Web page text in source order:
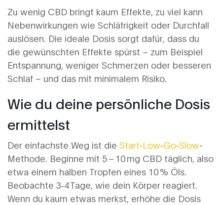
Zu wenig CBD bringt kaum Effekte, zu viel kann
Nebenwirkungen wie Schläfrigkeit oder Durchfall
auslösen. Die ideale Dosis sorgt dafür, dass du
die gewünschten Effekte spürst – zum Beispiel
Entspannung, weniger Schmerzen oder besseren
Schlaf – und das mit minimalem Risiko.
Wie du deine persönliche Dosis
ermittelst
Der einfachste Weg ist die Start‑Low‑Go‑Slow-
Methode. Beginne mit 5 – 10 mg CBD täglich, also
etwa einem halben Tropfen eines 10 % Öls.
Beobachte 3‑4 Tage, wie dein Körper reagiert.
Wenn du kaum etwas merkst, erhöhe die Dosis